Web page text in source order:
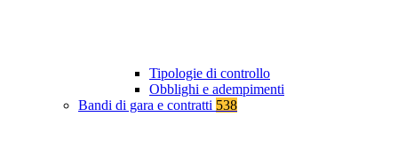
Tipologie di controllo
Obblighi e adempimenti
Bandi di gara e contratti 538